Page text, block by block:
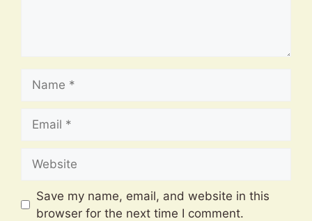
Save my name, email, and website in this
browser for the next time I comment.